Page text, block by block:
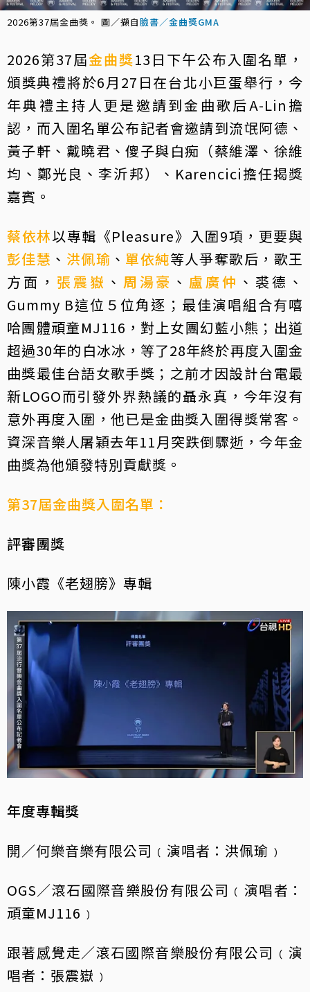
2026第37屆金曲獎。 圖／擷自臉書／金曲獎GMA
2026第37屆金曲獎13日下午公布入圍名單，
頒獎典禮將於6月27日在台北小巨蛋舉行，今
年典禮主持人更是邀請到金曲歌后A-Lin擔
認，而入圍名單公布記者會邀請到流氓阿德、
黃子軒、戴曉君、傻子與白痴（蔡維澤、徐維
均、鄭光良、李沂邦）、Karencici擔任揭獎
嘉賓。
蔡依林以專輯《Pleasure》入圍9項，更要與
彭佳慧 、 洪佩瑜 、 單依純等人爭奪歌后，歌王
方面， 張震嶽 、 周湯豪 、 盧廣仲 、裘德、
Gummy B這位５位角逐；最佳演唱組合有嘻
哈團體頑童MJ116，對上女團幻藍小熊；出道
超過30年的白冰冰，等了28年終於再度入圍金
曲獎最佳台語女歌手獎；之前才因設計台電最
新LOGO而引發外界熱議的聶永真，今年沒有
意外再度入圍，他已是金曲獎入圍得獎常客。
資深音樂人屠穎去年11月突跌倒驟逝，今年金
曲獎為他頒發特別貢獻獎。
第37屆金曲獎入圍名單：
評審團獎
陳小霞《老翅膀》專輯
年度專輯獎
開／何樂音樂有限公司﹙演唱者：洪佩瑜﹚
OGS／滾石國際音樂股份有限公司﹙演唱者：
頑童MJ116﹚
跟著感覺走／滾石國際音樂股份有限公司﹙演
唱者：張震嶽﹚